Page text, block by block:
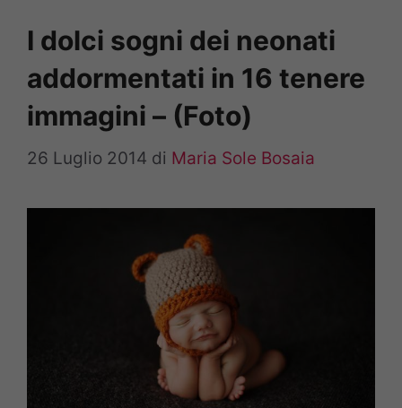
I dolci sogni dei neonati
addormentati in 16 tenere
immagini – (Foto)
26 Luglio 2014 di Maria Sole Bosaia